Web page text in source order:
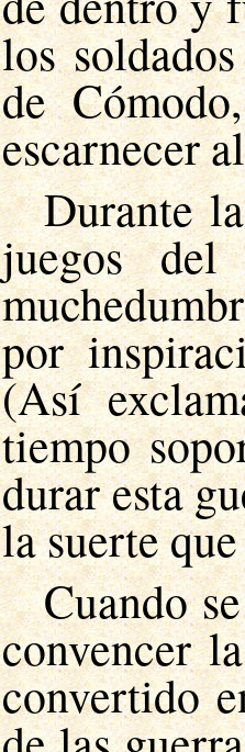
los
de
escarnecer
Durante
juegos
por
(Así
tiempo
durar esta
la suerte
Cuando
convencer
convertido